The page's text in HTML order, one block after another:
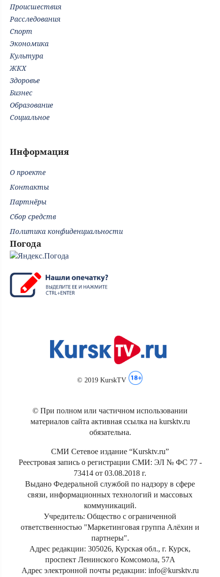
Происшествия
Расследования
Спорт
Экономика
Культура
ЖКХ
Здоровье
Бизнес
Образование
Социальное
Информация
О проекте
Контакты
Партнёры
Сбор средств
Политика конфиденциальности
Погода
© 2019 KurskTV
© При полном или частичном использовании
материалов сайта активная ссылка на kursktv.ru
обязательна.
СМИ Сетевое издание “Kursktv.ru”
Реестровая запись о регистрации СМИ: ЭЛ № ФС 77 -
73414 от 03.08.2018 г.
Выдано Федеральной службой по надзору в сфере
связи, информационных технологий и массовых
коммуникаций.
Учредитель: Общество с ограниченной
ответственностью "Маркетинговая группа Алёхин и
партнеры".
Адрес редакции: 305026, Курская обл., г. Курск,
проспект Ленинского Комсомола, 57А
Адрес электронной почты редакции: info@kursktv.ru